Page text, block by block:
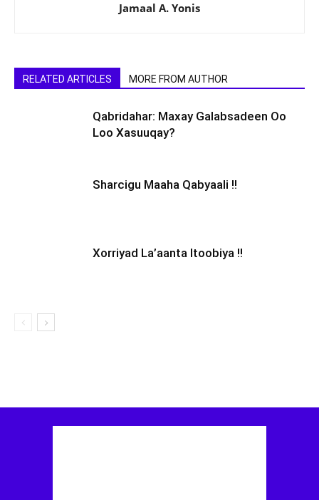
Jamaal A. Yonis
RELATED ARTICLES MORE FROM AUTHOR
Qabridahar: Maxay Galabsadeen Oo
Loo Xasuuqay?
Sharcigu Maaha Qabyaali !!
Xorriyad La’aanta Itoobiya !!